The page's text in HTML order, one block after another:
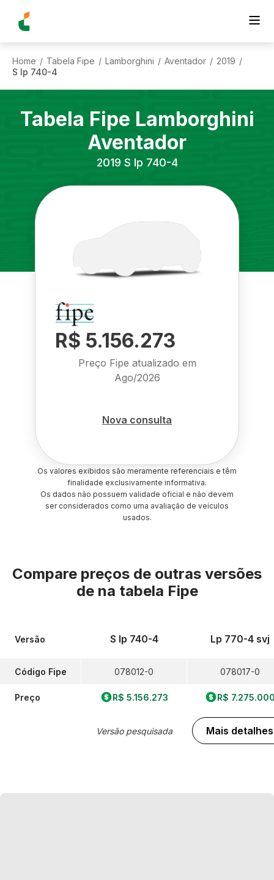
Home / Tabela Fipe / Lamborghini / Aventador / 2019 /
S lp 740-4
Tabela Fipe Lamborghini
Aventador
2019 S lp 740-4
R$ 5.156.273
Preço Fipe atualizado em
Ago/2026
Nova consulta
Os valores exibidos são meramente referenciais e têm
finalidade exclusivamente informativa.
Os dados não possuem validade oficial e não devem
ser considerados como uma avaliação de veículos
usados.
Compare preços de outras versões
de na tabela Fipe
Versão
Código Fipe
Preço
S lp 740-4
078012-0
R$ 5.156.273
Versão pesquisada
Lp 770-4 svj
078017-0
R$
Mais detalhes